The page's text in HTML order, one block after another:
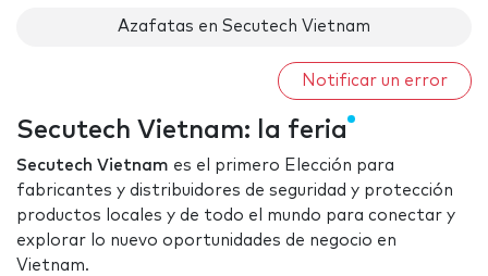
Azafatas en Secutech Vietnam
Notificar un error
Secutech Vietnam: la feria
Secutech Vietnam es el primero Elección para
fabricantes y distribuidores de seguridad y protección
productos locales y de todo el mundo para conectar y
explorar lo nuevo oportunidades de negocio en
Vietnam.